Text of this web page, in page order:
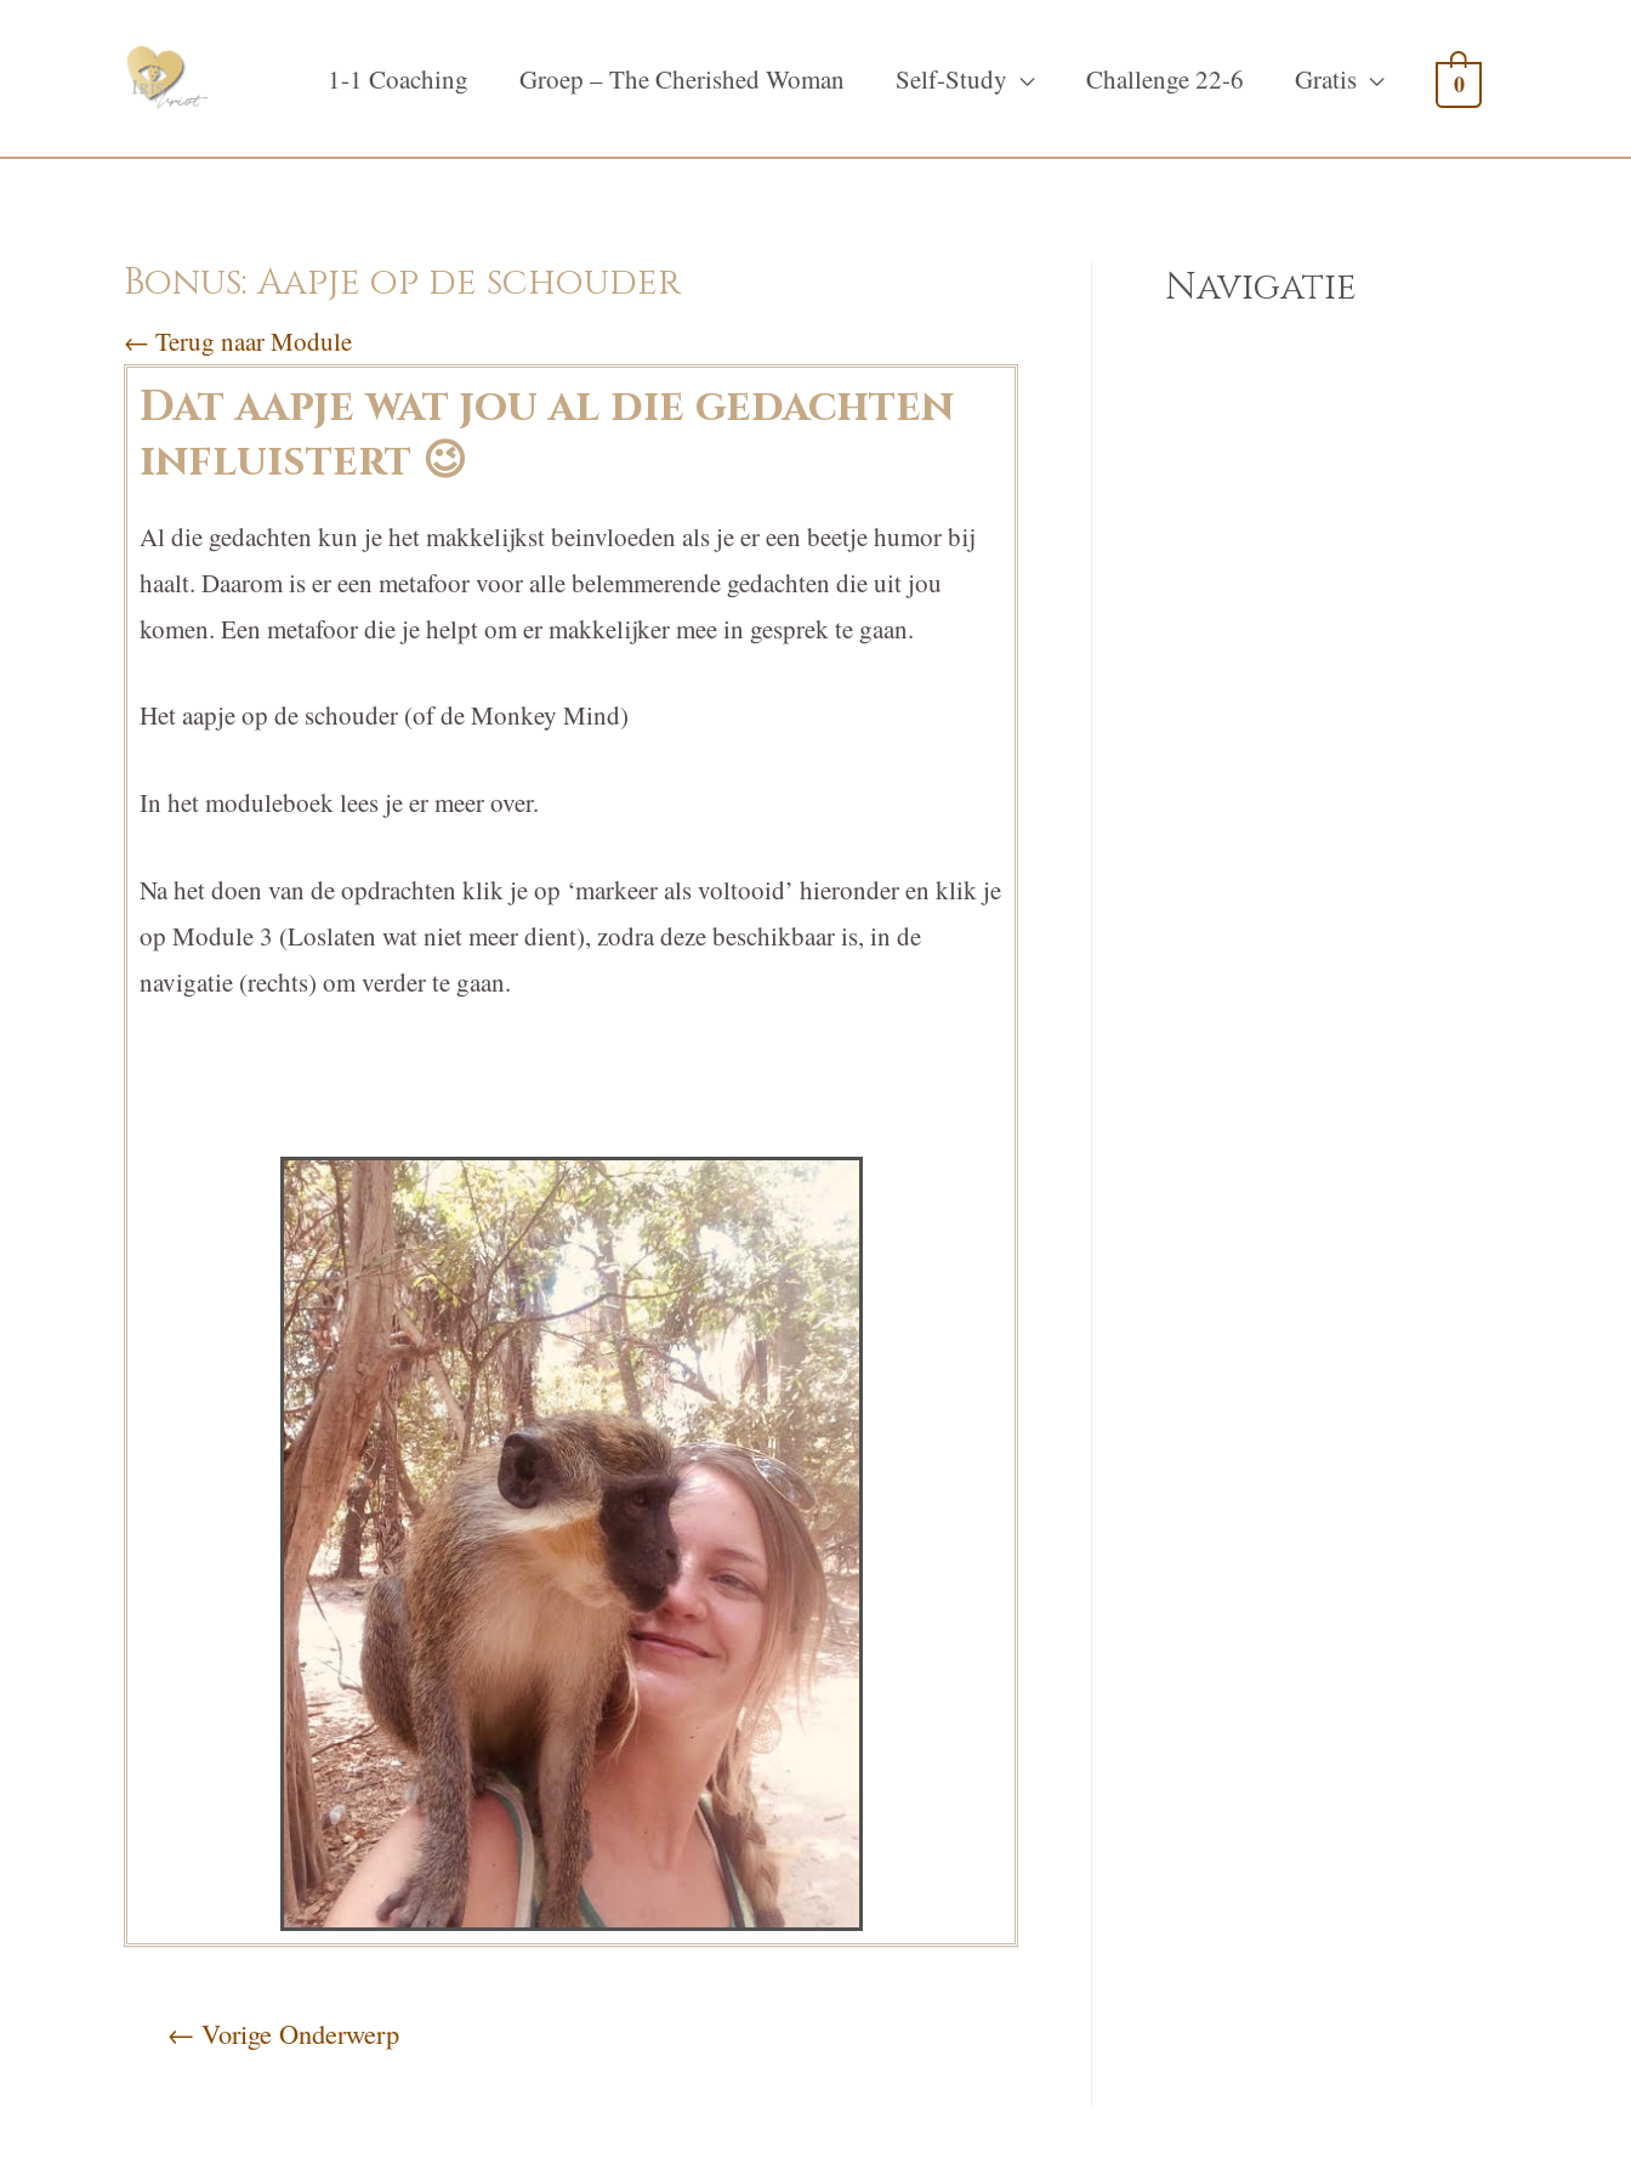
1-1 Coaching Groep – The Cherished Woman Self-Study Challenge 22-6 Gratis 0
Bonus: Aapje op de schouder
← Terug naar Module
Dat aapje wat jou al die gedachten
influistert 😉
Al die gedachten kun je het makkelijkst beinvloeden als je er een beetje humor bij
haalt. Daarom is er een metafoor voor alle belemmerende gedachten die uit jou
komen. Een metafoor die je helpt om er makkelijker mee in gesprek te gaan.
Het aapje op de schouder (of de Monkey Mind)
In het moduleboek lees je er meer over.
Na het doen van de opdrachten klik je op ‘markeer als voltooid’ hieronder en klik je
op Module 3 (Loslaten wat niet meer dient), zodra deze beschikbaar is, in de
navigatie (rechts) om verder te gaan.
← Vorige Onderwerp
Navigatie